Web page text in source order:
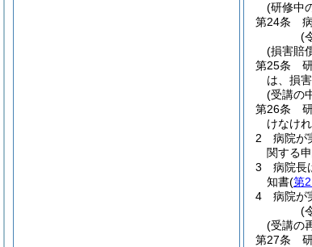
(研修中
第24条
(
(損害賠
第25条
は、損
(受講の
第26条
けなけ
2
病院が
関する
3
病院長
知書(第
4
病院が
(
(受講の
第27条